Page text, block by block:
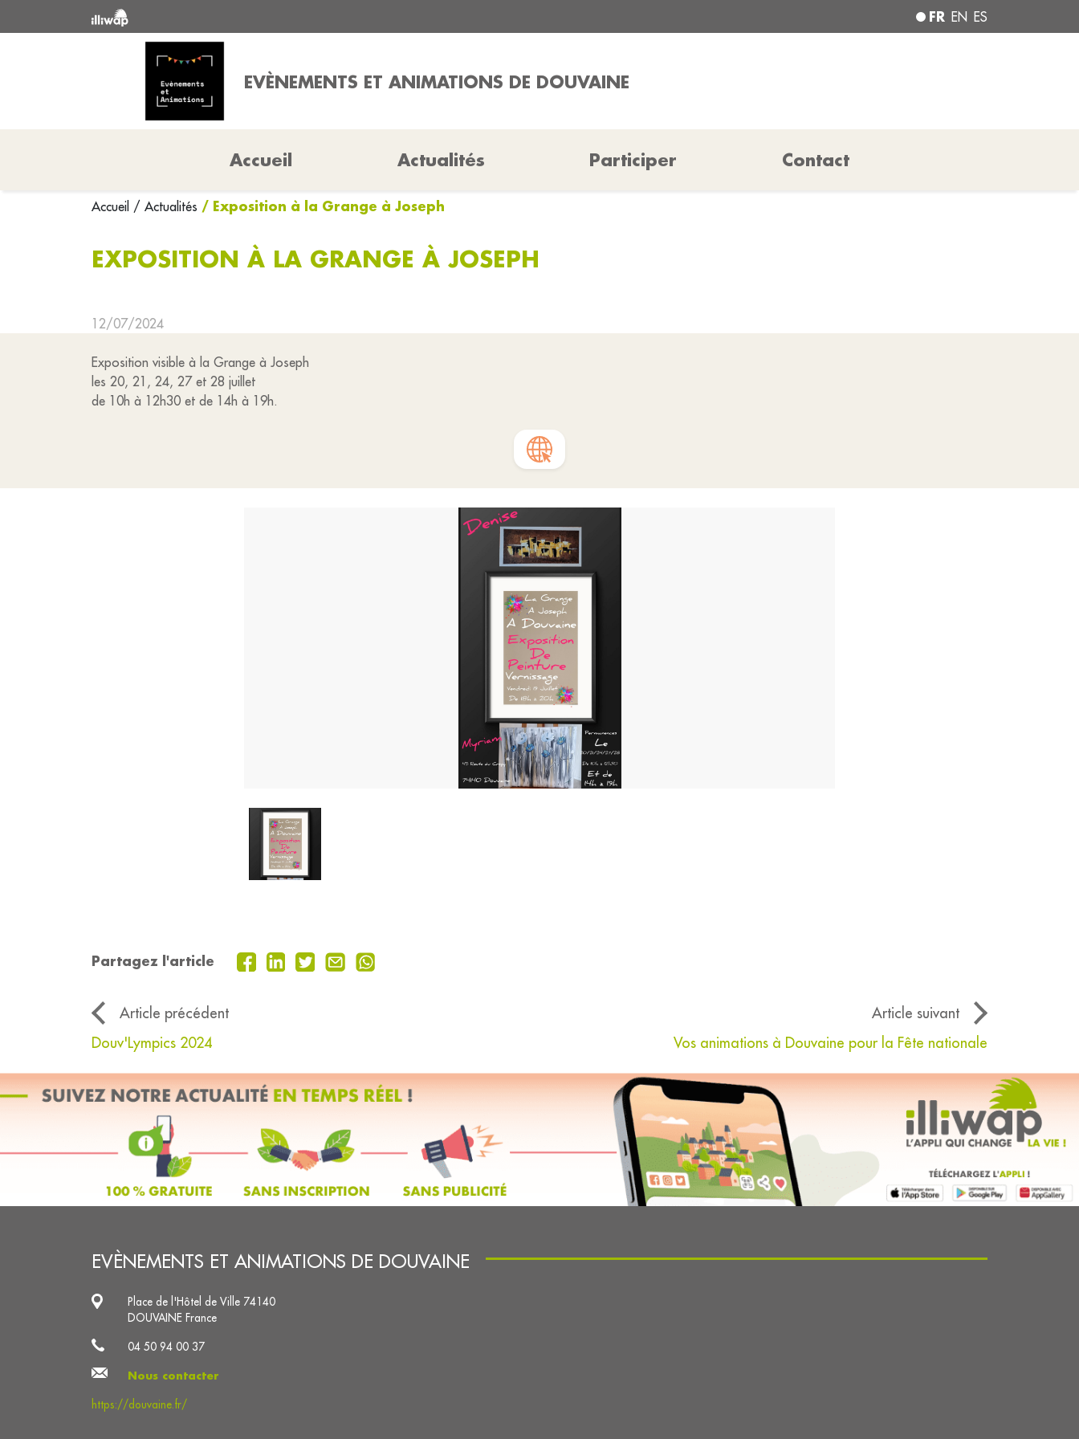
FR EN ES
EVÈNEMENTS ET ANIMATIONS DE DOUVAINE
Accueil Actualités Participer Contact
Accueil / Actualités / Exposition à la Grange à Joseph
EXPOSITION À LA GRANGE À JOSEPH
12/07/2024
Exposition visible à la Grange à Joseph
les 20, 21, 24, 27 et 28 juillet
de 10h à 12h30 et de 14h à 19h.
Partagez l'article
Article précédent
Article suivant
Douv'Lympics 2024
Vos animations à Douvaine pour la Fête nationale
EVÈNEMENTS ET ANIMATIONS DE DOUVAINE
Place de l'Hôtel de Ville 74140
DOUVAINE France
04 50 94 00 37
Nous contacter
https://douvaine.fr/